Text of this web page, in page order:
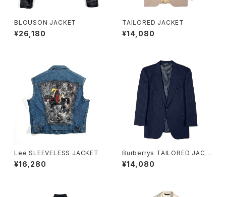
BLOUSON JACKET
¥26,180
TAILORED JACKET
¥14,080
Lee SLEEVELESS JACKET
¥16,280
Burberrys TAILORED JACK
ET
¥14,080